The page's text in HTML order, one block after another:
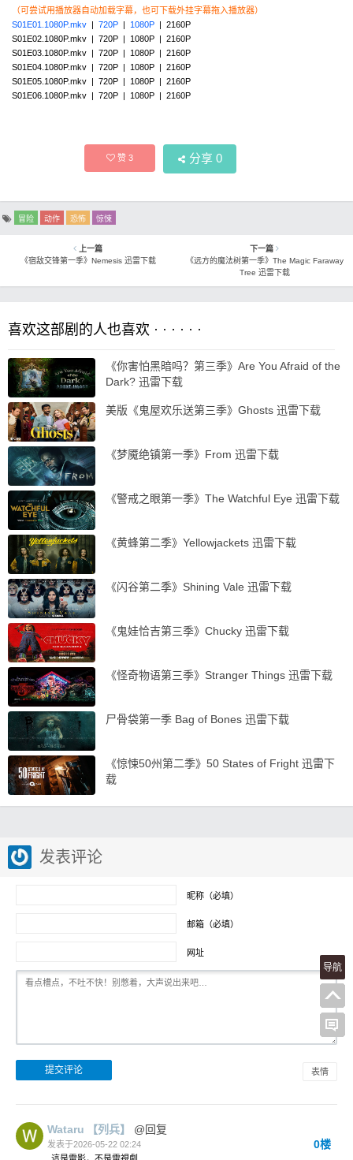
（可尝试用播放器自动加载字幕，也可下载外挂字幕拖入播放器）
S01E01.1080P.mkv | 720P | 1080P | 2160P
S01E02.1080P.mkv | 720P | 1080P | 2160P
S01E03.1080P.mkv | 720P | 1080P | 2160P
S01E04.1080P.mkv | 720P | 1080P | 2160P
S01E05.1080P.mkv | 720P | 1080P | 2160P
S01E06.1080P.mkv | 720P | 1080P | 2160P
赞3 分享 0
冒险 动作 恐怖 惊悚
上一篇
《宿敌交锋第一季》Nemesis 迅雷下载
下一篇
《远方的魔法树第一季》The Magic Faraway
Tree 迅雷下载
喜欢这部剧的人也喜欢 · · · · · ·
《你害怕黑暗吗？第三季》Are You Afraid of the
Dark? 迅雷下载
美版《鬼屋欢乐送第三季》Ghosts 迅雷下载
《梦魇绝镇第一季》From 迅雷下载
《警戒之眼第一季》The Watchful Eye 迅雷下载
《黄蜂第二季》Yellowjackets 迅雷下载
《闪谷第二季》Shining Vale 迅雷下载
《鬼娃恰吉第三季》Chucky 迅雷下载
《怪奇物语第三季》Stranger Things 迅雷下载
尸骨袋第一季 Bag of Bones 迅雷下载
《惊悚50州第二季》50 States of Fright 迅雷下
载
发表评论
昵称（必填）
邮箱（必填）
网址
表情
Wataru 【列兵】 @回复
发表于2026-05-22 02:24 0楼
這是電影，不是電視劇
导航